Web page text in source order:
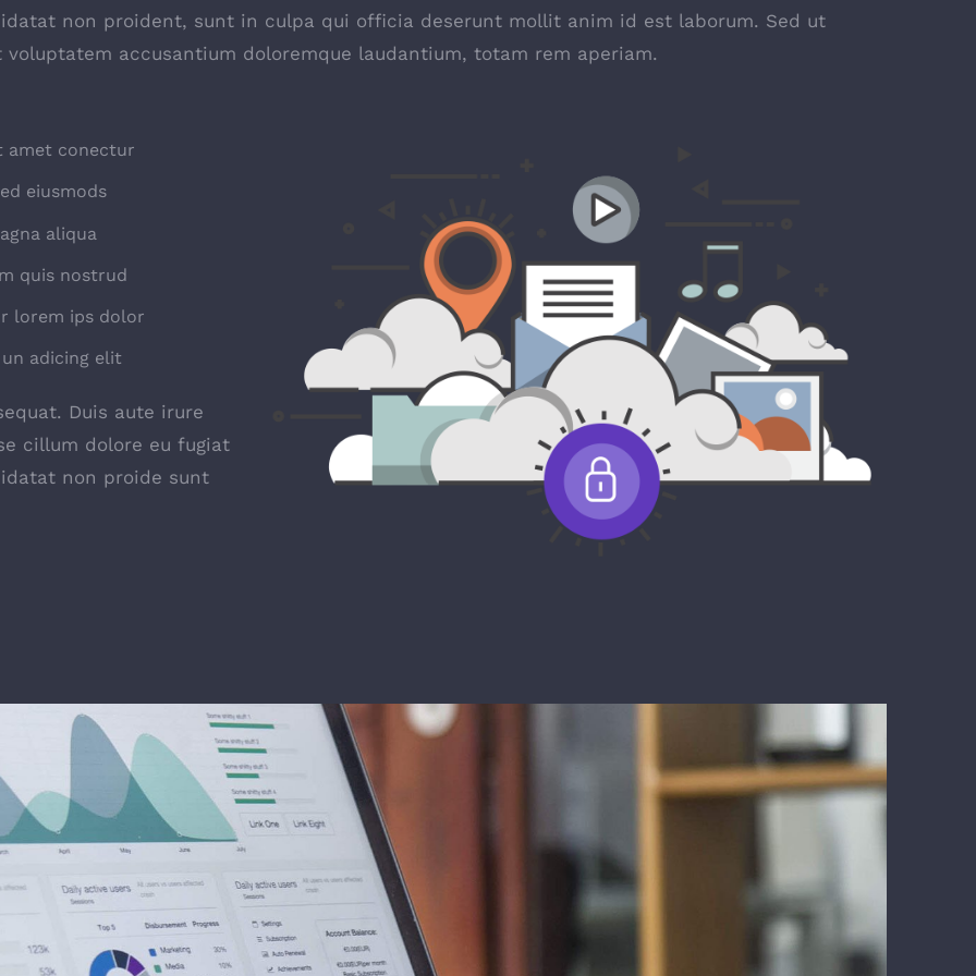
non proident, sunt in culpa qui officia deserunt mollit anim id est laborum. Sed ut
accusantium doloremque laudantium, totam rem aperiam.
conectur
eiusmods
aliqua
quis nostrud
lorem ips dolor
adicing elit
Duis aute irure
cillum dolore eu fugiat
non proide sunt